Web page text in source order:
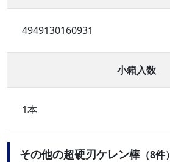
4949130160931
小箱入数
1本
その他の超硬刃ケレン棒（8件）